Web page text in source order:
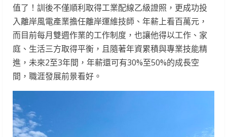
值了！訓後不僅順利取得工業配線乙級證照，更成功投
入離岸風電產業擔任離岸運維技師、年薪上看百萬元，
而目前每月雙週作業的工作制度，也讓他得以工作、家
庭、生活三方取得平衡，且隨著年資累積與專業技能精
進，未來2至3年間，年薪還可有30%至50%的成長空
間，職涯發展前景看好。